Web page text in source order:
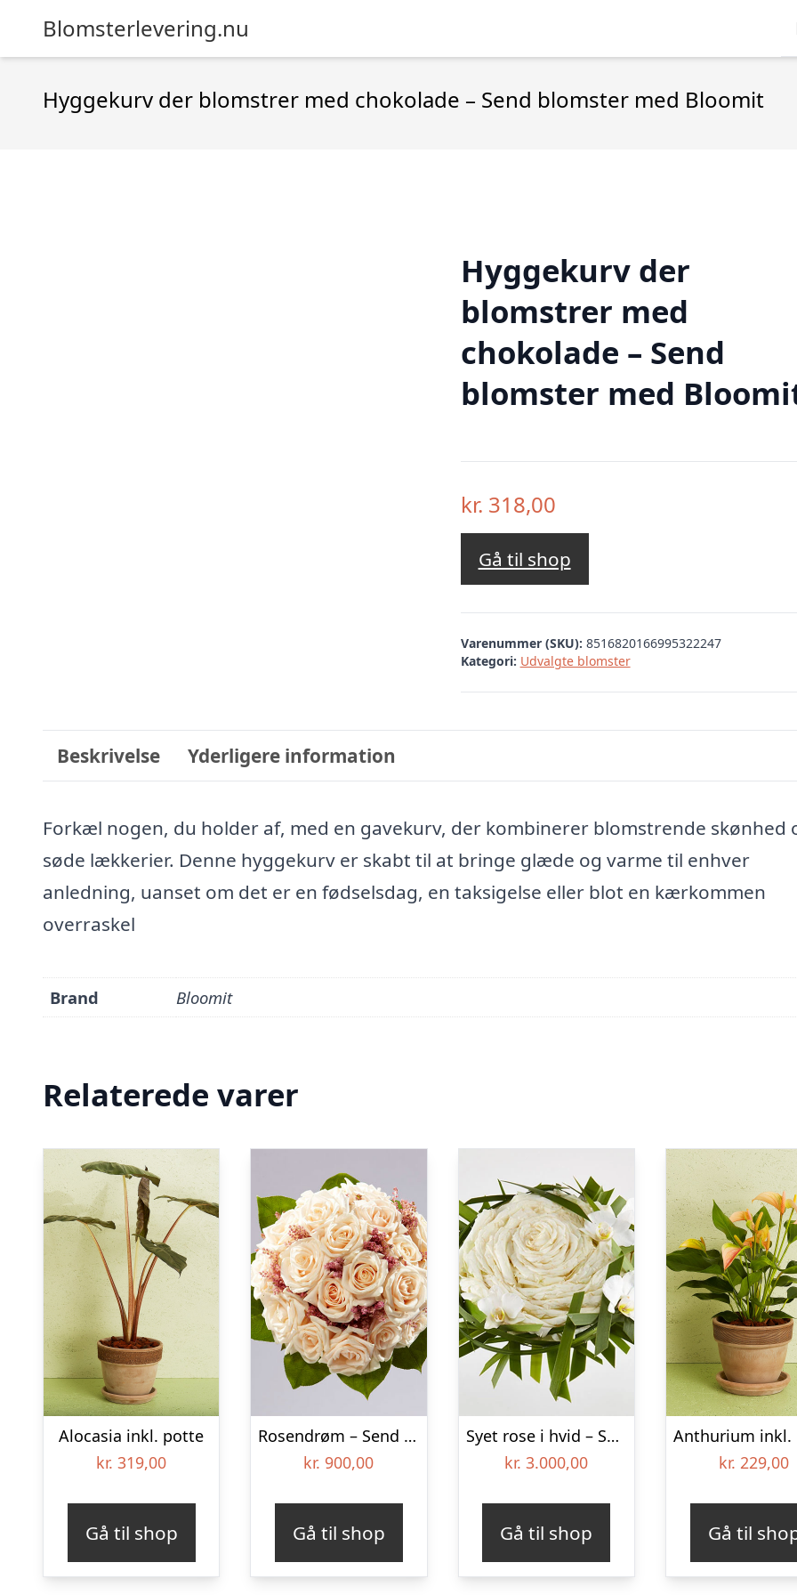
Blomsterlevering.nu
Hyggekurv der blomstrer med chokolade – Send blomster med Bloomit
Hyggekurv der
blomstrer med
chokolade – Send
blomster med
kr. 318,00
Gå til shop
Varenummer (SKU): 8516820166995322247
Kategori: Udvalgte blomster
Beskrivelse Yderligere information
Forkæl nogen, du holder af, med en gavekurv, der kombinerer blomstrende skønhed
søde lækkerier. Denne hyggekurv er skabt til at bringe glæde og varme til enhver
anledning, uanset om det er en fødselsdag, en taksigelse eller blot en kærkommen
overraskel
Brand Bloomit
Relaterede varer
Alocasia inkl. potte
kr. 319,00
Gå til shop
Rosendrøm – Send blomster med Bloomit
kr. 900,00
Gå til shop
Syet rose i hvid – Send blomster med Bloomit
kr. 3.000,00
Gå til shop
kr. 229,00
Gå til